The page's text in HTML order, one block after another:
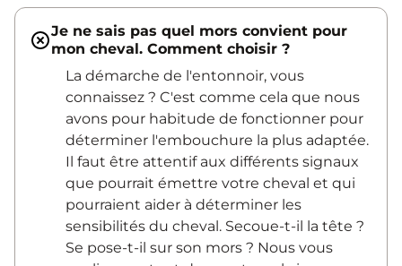
Je ne sais pas quel mors convient pour
mon cheval. Comment choisir ?
La démarche de l'entonnoir, vous
connaissez ? C'est comme cela que nous
avons pour habitude de fonctionner pour
déterminer l'embouchure la plus adaptée.
Il faut être attentif aux différents signaux
que pourrait émettre votre cheval et qui
pourraient aider à déterminer les
sensibilités du cheval. Secoue-t-il la tête ?
Se pose-t-il sur son mors ? Nous vous